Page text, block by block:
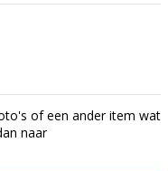
of een ander item wat
naar